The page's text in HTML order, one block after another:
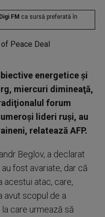
Digi FM ca sursă preferată în
energetice şi
miercuri dimineaţă,
forum
lideri ruşi, au
relatează AFP.
Beglov, a declarat
fost avariate, dar că
acestui atac, care,
avut scopul de a
care urmează să